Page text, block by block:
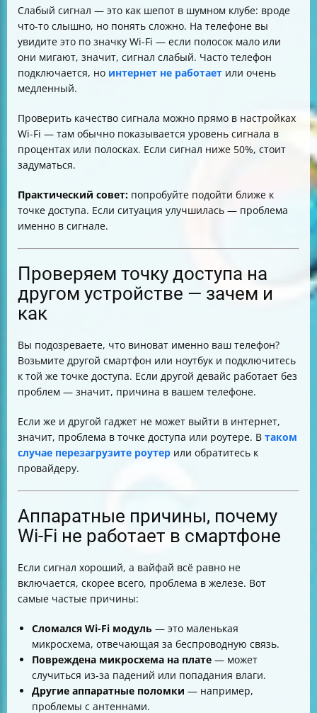
Обновления ПО и ОС, которые помогают вернуть Wi-
Fi к жизни
Альтернативные способы доступа в интернет, если
Wi-Fi не работает
Итоговая таблица действий при проблемах с Wi-Fi на
телефоне
Слабый сигнал — это как шепот в шумном клубе: вроде
что-то слышно, но понять сложно. На телефоне вы
увидите это по значку Wi-Fi — если полосок мало или
они мигают, значит, сигнал слабый. Часто телефон
подключается, но интернет не работает или очень
медленный.
Проверить качество сигнала можно прямо в настройках
Wi-Fi — там обычно показывается уровень сигнала в
процентах или полосках. Если сигнал ниже 50%, стоит
задуматься.
Практический совет: попробуйте подойти ближе к
точке доступа. Если ситуация улучшилась — проблема
именно в сигнале.
Проверяем точку доступа на
другом устройстве — зачем и
как
Вы подозреваете, что виноват именно ваш телефон?
Возьмите другой смартфон или ноутбук и подключитесь
к той же точке доступа. Если другой девайс работает без
проблем — значит, причина в вашем телефоне.
Если же и другой гаджет не может выйти в интернет,
значит, проблема в точке доступа или роутере. В таком
случае перезагрузите роутер или обратитесь к
провайдеру.
Аппаратные причины, почему
Wi-Fi не работает в смартфоне
Если сигнал хороший, а вайфай всё равно не
включается, скорее всего, проблема в железе. Вот
самые частые причины:
Сломался Wi-Fi модуль — это маленькая
микросхема, отвечающая за беспроводную связь.
Повреждена микросхема на плате — может
случиться из-за падений или попадания влаги.
Другие аппаратные поломки — например,
проблемы с антеннами.